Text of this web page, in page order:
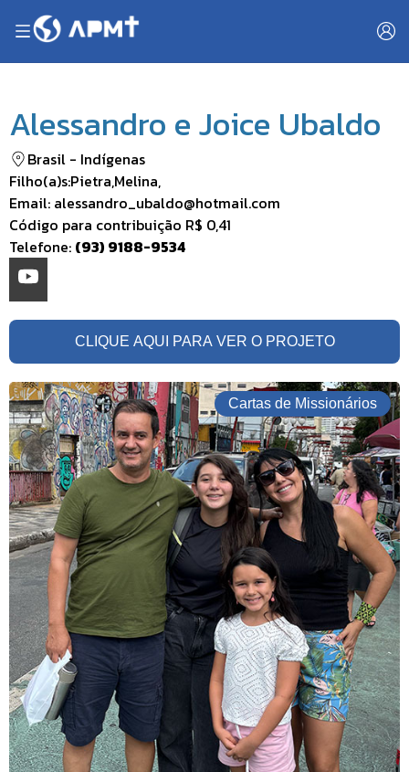
Alessandro e Joice Ubaldo
Brasil - Indígenas
Filho(a)s:Pietra,Melina,
Email: alessandro_ubaldo@hotmail.com
Código para contribuição R$ 0,41
Telefone: (93) 9188-9534
CLIQUE AQUI PARA VER O PROJETO
Cartas de Missionários